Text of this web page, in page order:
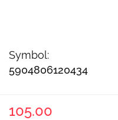
Symbol:
5904806120434
105.00